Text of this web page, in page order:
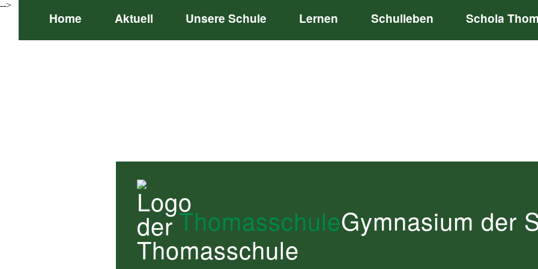
Home Aktuell Unsere Schule Lernen Schulleben Schola
ThomasschuleGymnasium der
-->
ThomasschuleGymnasium der